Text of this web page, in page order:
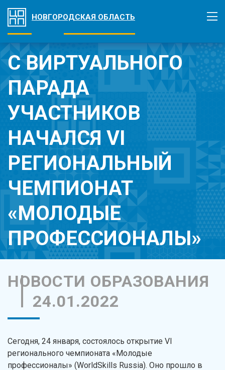
НОВГОРОДСКАЯ ОБЛАСТЬ
С ВИРТУАЛЬНОГО
ПАРАДА
УЧАСТНИКОВ
НАЧАЛСЯ VI
РЕГИОНАЛЬНЫЙ
ЧЕМПИОНАТ
«МОЛОДЫЕ
ПРОФЕССИОНАЛЫ»
НОВОСТИ ОБРАЗОВАНИЯ
24.01.2022
Сегодня, 24 января, состоялось открытие VI
регионального чемпионата «Молодые
профессионалы» (WorldSkills Russia). Оно прошло в